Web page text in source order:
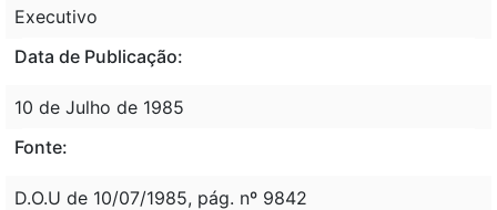
Executivo
Data de Publicação:
10 de Julho de 1985
Fonte:
D.O.U de 10/07/1985, pág. nº 9842